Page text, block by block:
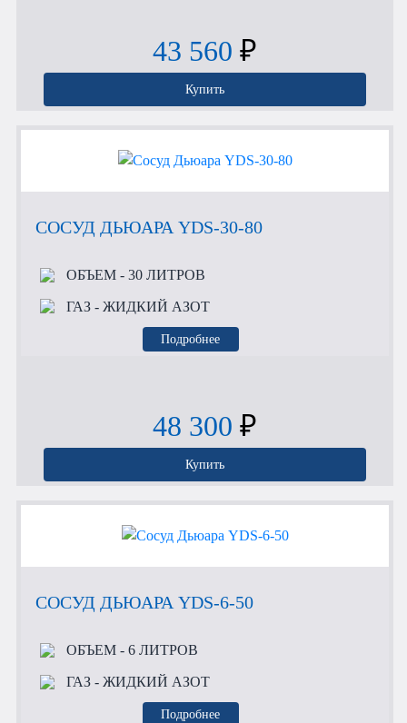
43 560 ₽
Купить
СОСУД ДЬЮАРА YDS-30-80
ОБЪЕМ- 30 ЛИТРОВ
ГАЗ- ЖИДКИЙ АЗОТ
Подробнее
48 300 ₽
Купить
СОСУД ДЬЮАРА YDS-6-50
ОБЪЕМ- 6 ЛИТРОВ
ГАЗ- ЖИДКИЙ АЗОТ
Подробнее